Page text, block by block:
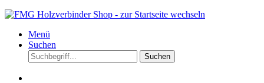
Menü
Suchen
Suchen